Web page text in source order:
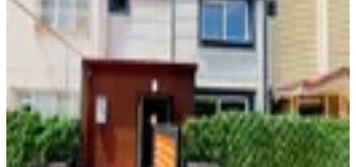
4+1·220 m² 06.08.2026
AMAÇ GAYRİMENKUL FEDAYİ CANKURT
Ara